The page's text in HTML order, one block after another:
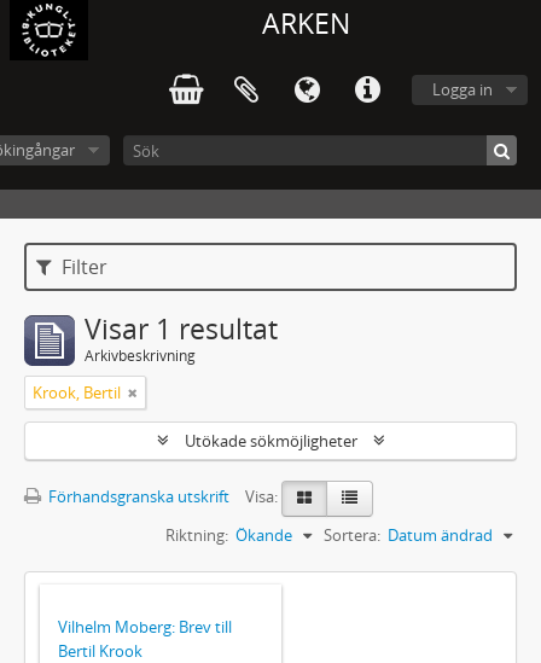
ARKEN
Logga in
Filter
Visar 1 resultat
Arkivbeskrivning
Krook, Bertil
Utökade sökmöjligheter
Förhandsgranska utskrift
Visa:
Sortera: Datum ändrad
Riktning: Ökande
Vilhelm Moberg: Brev till
Bertil Krook